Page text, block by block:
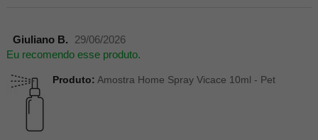
Giuliano B.
29/06/2026
Eu recomendo esse produto.
Produto: Amostra Home Spray Vicace 10ml - Pet